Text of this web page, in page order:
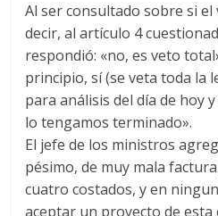
Al ser consultado sobre si el
decir, al artículo 4
respondió: «no, es veto
principio, sí (se veta toda la
para análisis del día de hoy
lo tengamos terminado».
El jefe de los ministros
pésimo, de muy mala
cuatro costados, y en
aceptar un proyecto de esta